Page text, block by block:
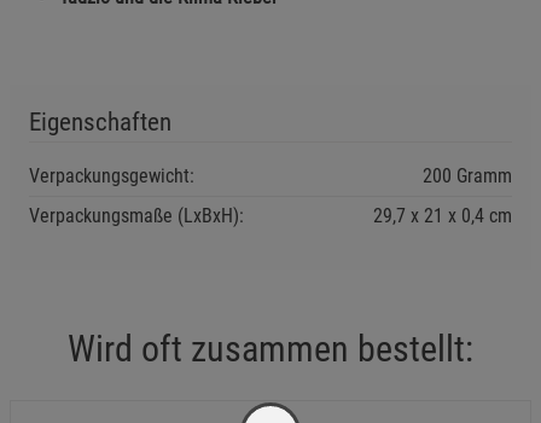
Eigenschaften
Verpackungsgewicht:
200 Gramm
Verpackungsmaße (LxBxH):
29,7 21 0,4 cm
Wird oft zusammen bestellt: